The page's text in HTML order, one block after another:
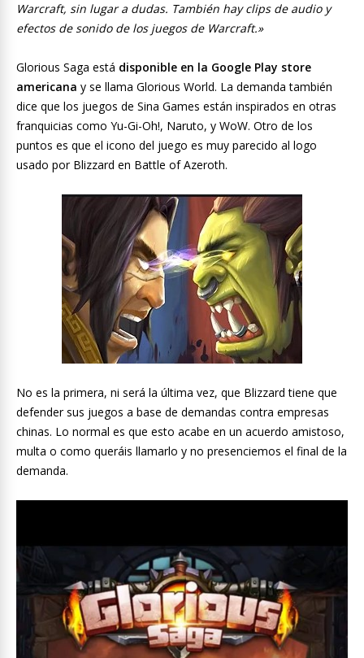
Warcraft, sin lugar a dudas. También hay clips de audio y
efectos de sonido de los juegos de Warcraft.»
Glorious Saga está disponible en la Google Play store
americana y se llama Glorious World. La demanda también
dice que los juegos de Sina Games están inspirados en otras
franquicias como Yu-Gi-Oh!, Naruto, y WoW. Otro de los
puntos es que el icono del juego es muy parecido al logo
usado por Blizzard en Battle of Azeroth.
No es la primera, ni será la última vez, que Blizzard tiene que
defender sus juegos a base de demandas contra empresas
chinas. Lo normal es que esto acabe en un acuerdo amistoso,
multa o como queráis llamarlo y no presenciemos el final de la
demanda.